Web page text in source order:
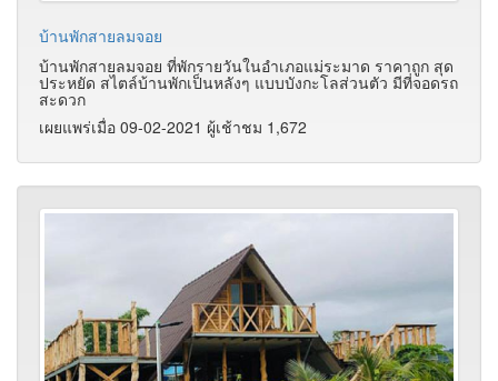
บ้านพักสายลมจอย
บ้านพักสายลมจอย ที่พักรายวันในอำเภอแม่ระมาด ราคาถูก สุด
ประหยัด สไตล์บ้านพักเป็นหลังๆ แบบบังกะโลส่วนตัว มีที่จอดรถ
สะดวก
เผยแพร่เมื่อ 09-02-2021 ผู้เช้าชม 1,672